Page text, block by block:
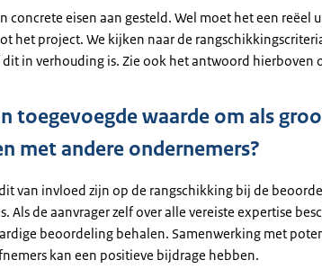
concrete eisen aan gesteld. Wel moet het een reëel
het project. We kijken naar de
in verhouding is. Zie ook het antwoord hierboven
toegevoegde waarde om als
met andere ondernemers?
van invloed zijn op de rangschikking bij de
Als de aanvrager zelf over alle vereiste expertise
beoordeling behalen. Samenwerking met
kan een positieve bijdrage hebben.